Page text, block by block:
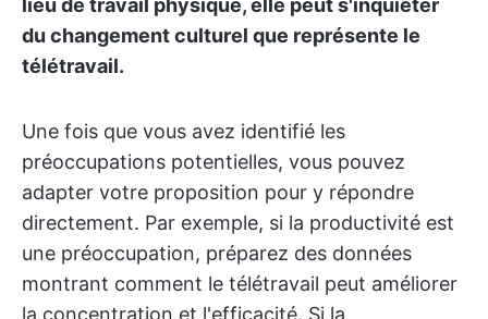
lieu de travail physique, elle peut s'inquiéter
du changement culturel que représente le
télétravail.
Une fois que vous avez identifié les
préoccupations potentielles, vous pouvez
adapter votre proposition pour y répondre
directement. Par exemple, si la productivité est
une préoccupation, préparez des données
montrant comment le télétravail peut améliorer
la concentration et l'efficacité. Si la